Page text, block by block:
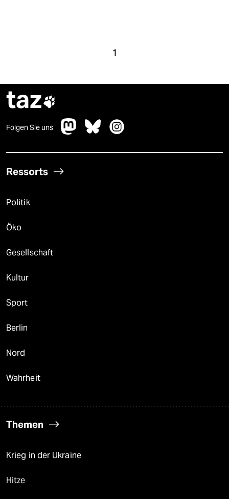
1
taz
Folgen Sie uns
Ressorts
Politik
Öko
Gesellschaft
Kultur
Sport
Berlin
Nord
Wahrheit
Themen
Krieg in der Ukraine
Hitze